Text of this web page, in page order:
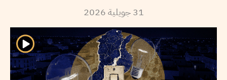
31 جويلية2026